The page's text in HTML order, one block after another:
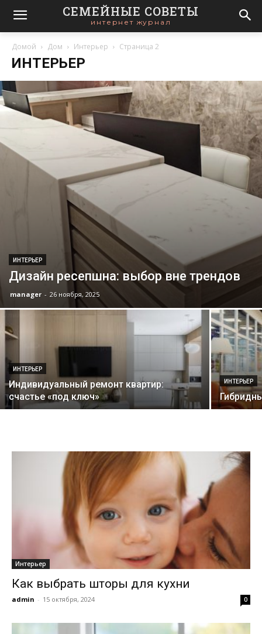
СЕМЕЙНЫЕ СОВЕТЫ
интернет журнал
Домой Дом Интерьер Страница 2
ИНТЕРЬЕР
ИНТЕРЬЕР
Дизайн ресепшна: выбор вне трендов
manager - 26 ноября, 2025
ИНТЕРЬЕР
Индивидуальный ремонт квартир:
счастье «под ключ»
ИНТЕРЬЕР
Интерьер
Как выбрать шторы для кухни
admin - 15 октября, 2024 0